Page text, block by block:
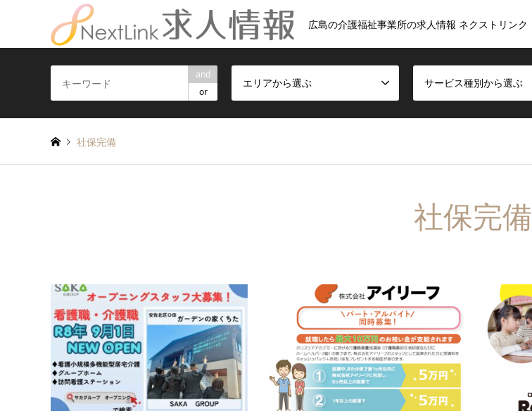
広島の介護福祉事業所の求人情報 ネクストリンク
and
or
エリアから選ぶ サービス種別から選ぶ
社保完備
社保完備